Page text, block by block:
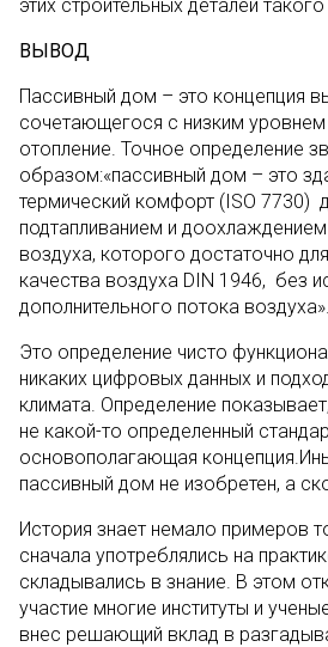
этих строительных деталей
ВЫВОД
Пассивный дом – это концепция
сочетающегося с низким
отопление. Точное определение
образом:«пассивный дом – это
термический комфорт (ISO 7730)
подтапливанием и
воздуха, которого достаточно
качества воздуха DIN 1946, без
дополнительного потока воздуха».
Это определение чисто
никаких цифровых данных и
климата. Определение
не какой-то определенный
основополагающая
пассивный дом не изобретен, а
История знает немало примеров
сначала употреблялись на
складывались в знание. В этом
участие многие институты и
внес решающий вклад в